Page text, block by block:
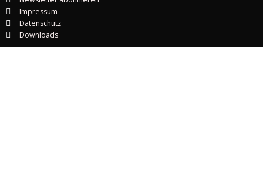
Impressum
Datenschutz
Downloads